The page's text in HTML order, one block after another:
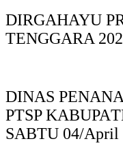
DIRGAHAYU
TENGGARA
DINAS
PTSP
SABTU 04/April